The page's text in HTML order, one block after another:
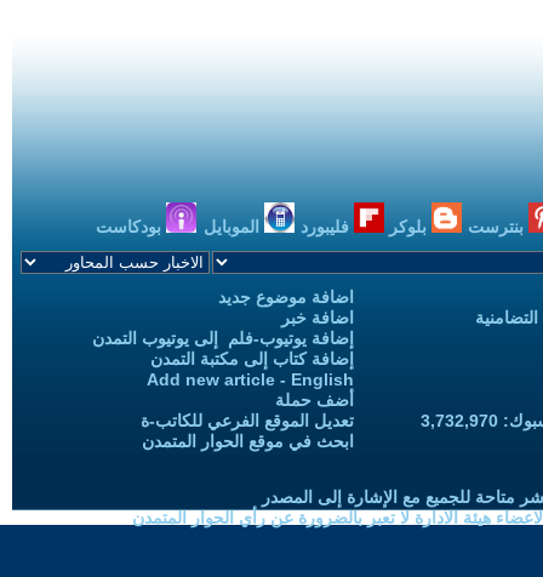
بنترست بلوكر فليبورد الموبايل بودكاست
اضافة موضوع جديد
اضافة خبر
إضافة يوتيوب-فلم إلى يوتيوب التمدن
إضافة كتاب إلى مكتبة التمدن
Add new article - English
أضف حملة
تعديل الموقع الفرعي للكاتب-ة
ابحث في موقع الحوار المتمدن
متاحة للجميع مع الإشارة إلى المصدر
هيئة الادارة لا تعبر بالضرورة عن رأي الحوار المتمدن